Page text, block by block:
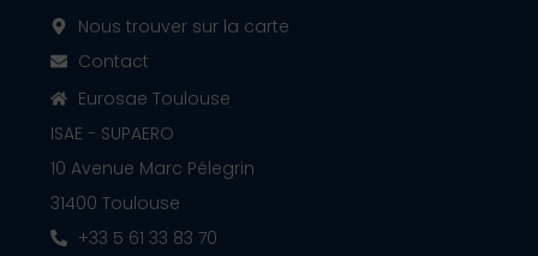
Nous trouver sur la carte
Contact
Eurosae Toulouse
ISAE - SUPAERO
10 Avenue Marc Pélegrin
31400 Toulouse
+33 5 61 33 83 70